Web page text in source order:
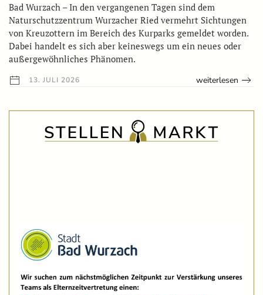
Bad Wurzach – In den vergangenen Tagen sind dem
Naturschutzzentrum Wurzacher Ried vermehrt Sichtungen
von Kreuzottern im Bereich des Kurparks gemeldet worden.
Dabei handelt es sich aber keineswegs um ein neues oder
außergewöhnliches Phänomen.
13. JULI 2026 weiterlesen